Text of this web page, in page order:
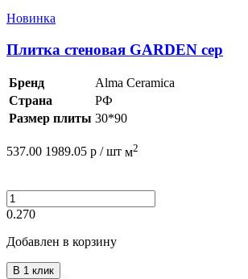
Новинка
Плитка стеновая GARDEN сер
Бренд
Alma Ceramica
Страна
РФ
Размер плиты 30*90
537.00 1989.05 р / шт м2
0.270
Добавлен в корзину
В 1 клик